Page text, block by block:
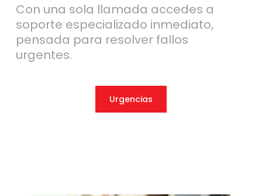
Con una sola llamada accedes a
soporte especializado inmediato,
pensada para resolver fallos
urgentes.
Urgencias